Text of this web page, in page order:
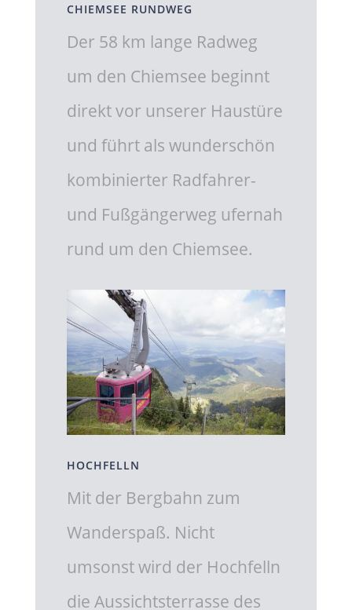
CHIEMSEE RUNDWEG
Der 58 km lange Radweg
um den Chiemsee beginnt
direkt vor unserer Haustüre
und führt als wunderschön
kombinierter Radfahrer-
und Fußgängerweg ufernah
rund um den Chiemsee.
HOCHFELLN
Mit der Bergbahn zum
Wanderspaß. Nicht
umsonst wird der Hochfelln
die Aussichtsterrasse des